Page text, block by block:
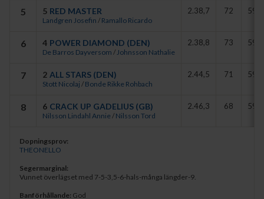
5 5 RED MASTER
Landgren Josefin / Ramallo Ricardo
2.38,7 72 59
6 4 POWER DIAMOND (DEN)
De Barros Dayversom /Johnsson Nathalie
2.38,8 73 59 B
7 2 ALL STARS (DEN)
Stott Nicolaj / Bonde Rikke Rohbach
2.44,5 71 59 B
8 6 CRACK UP GADELIUS (GB)
Nilsson Lindahl Annie/ Nilsson Tord
2.46,3 68 59
Dopningsprov:
THEONELLO
Segermarginal:
Vunnet överlägset med 7-5-3,5-6-hals-många längder-9.
Banförhållande: God